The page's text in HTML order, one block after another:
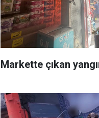
Markette çıkan